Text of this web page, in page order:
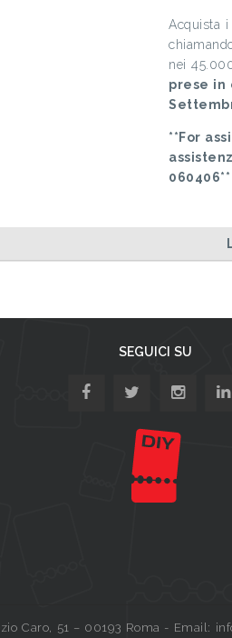
Acquista
nei
prese in
**For
060406**
SEGUICI SU
Caro, 51 – 00193 Roma - Email: